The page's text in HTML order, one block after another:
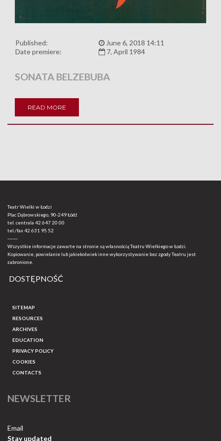
Published:
June 6, 2018 14:11
Date premiere:
7, April 1984
SONATA BELZEBUBA
READ MORE
Teatr Wielki w Łodzi
Plac Dąbrowskiego, 90-249 Łódź
tel. centrala 42 647 20 00
tel./fax42 631 95 52
-------
Wszystkie informacje zawarte na stronie są własnością Teatru Wielkiego w Łodzi.
Kopiowanie, powielanie lub jakiekolwiek inne wykorzystywanie bez zgody Teatru jest
zabronione.
DOSTĘPNOŚĆ
SITEMAP
RESOURCES
ARCHIVES
EDUCATION
PRIVACY POLICY
COOKIES
CONTACTS
NEWSLETTER
Email
Stay updated